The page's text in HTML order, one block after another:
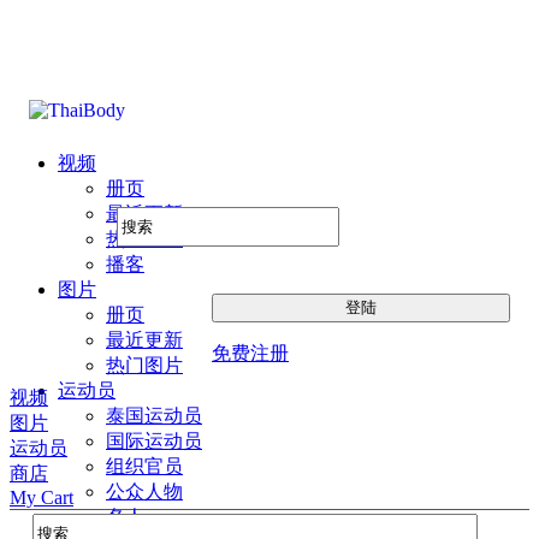
视频
册页
最近更新
热门图片
播客
图片
册页
最近更新
热门图片
运动员
泰国运动员
国际运动员
组织官员
公众人物
名人
免费注册
视频
图片
运动员
商店
My Cart